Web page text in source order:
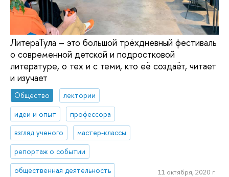
ЛитераТула – это большой трёхдневный фестиваль
о современной детской и подростковой
литературе, о тех и с теми, кто её создаёт, читает
и изучает
Общество
лектории
идеи и опыт
профессора
взгляд ученого
мастер-классы
репортаж о событии
общественная деятельность
11 октября, 2020 г.